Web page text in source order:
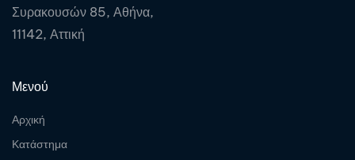
Συρακουσών 85, Αθήνα,
11142, Αττική
Μενού
Αρχική
Κατάστημα